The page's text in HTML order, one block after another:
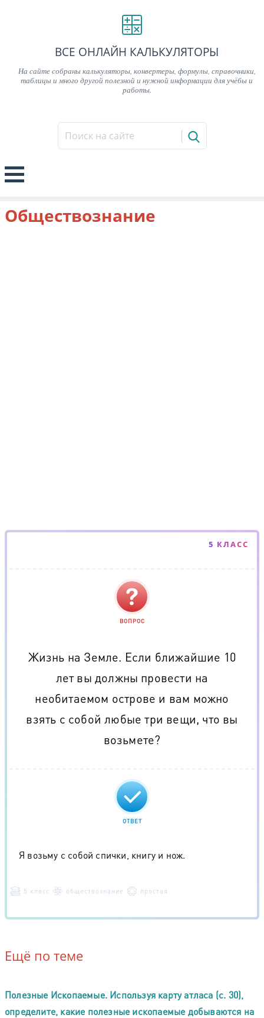
ВСЕ ОНЛАЙН КАЛЬКУЛЯТОРЫ
На сайте собраны калькуляторы, конвертеры, формулы, справочники,
таблицы и много другой полезной и нужной информации для учёбы и
работы.
Обществознание
5 КЛАСС
ВОПРОС
Жизнь на Земле. Если ближайшие 10
лет вы должны провести на
необитаемом острове и вам можно
взять с собой любые три вещи, что вы
возьмете?
ОТВЕТ
Я возьму с собой спички, книгу и нож.
5 класс обществознание простая
Ещё по теме
Полезные Ископаемые. Используя карту атласа (с. 30),
определите, какие полезные ископаемые добываются на